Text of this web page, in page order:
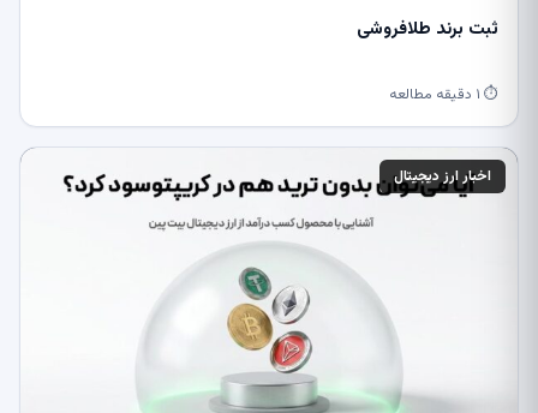
ثبت برند طلافروشی
⏱ ۱ دقیقه مطالعه
اخبار ارز دیجیتال